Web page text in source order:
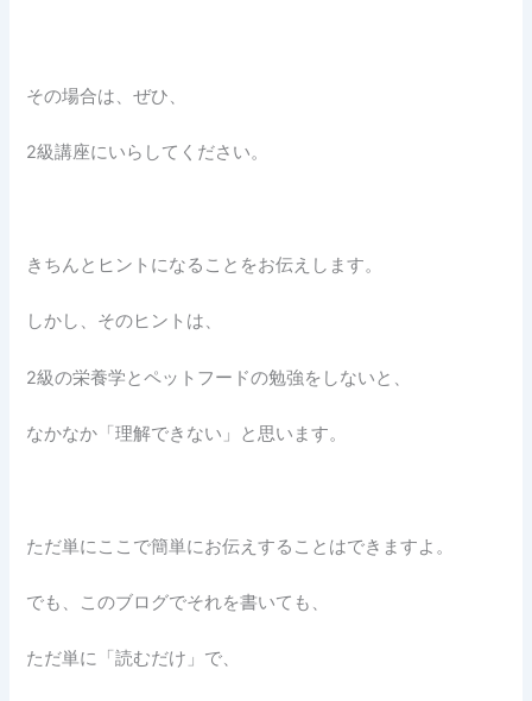
その場合は、ぜひ、
2級講座にいらしてください。
きちんとヒントになることをお伝えします。
しかし、そのヒントは、
2級の栄養学とペットフードの勉強をしないと、
なかなか「理解できない」と思います。
ただ単にここで簡単にお伝えすることはできますよ。
でも、このブログでそれを書いても、
ただ単に「読むだけ」で、